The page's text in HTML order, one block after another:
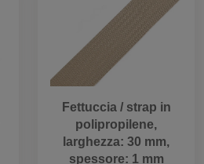
Fettuccia / strap in
polipropilene,
larghezza: 30 mm,
spessore: 1 mm